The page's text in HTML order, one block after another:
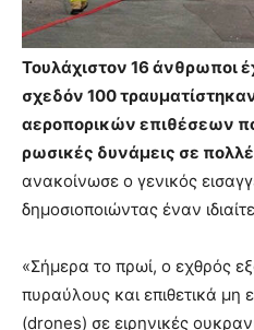
Τουλάχιστον 16 άνθρωποι
σχεδόν 100
αεροπορικών επιθέσεων
ρωσικές δυνάμεις σε
ανακοίνωσε ο γενικός
δημοσιοποιώντας έναν
«Σήμερα το πρωί, ο εχθρός
πυραύλους και επιθετικά
(drones) σε ειρηνικές